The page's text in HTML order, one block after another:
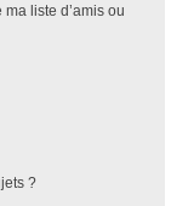
liste d’amis ou
?